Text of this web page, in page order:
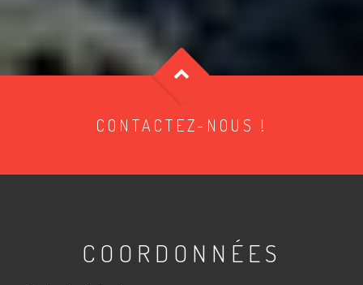
CONTACTEZ-NOUS !
COORDONNÉES